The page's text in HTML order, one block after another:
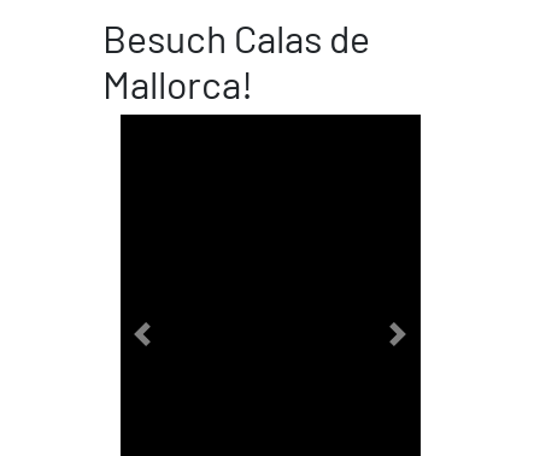
Besuch Calas de
Mallorca!
Previous Next